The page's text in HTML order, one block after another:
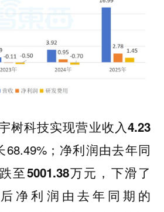
树科技实现营业收入4.23
68.49%；净利润由去年同
至5001.38万元， 下滑了
后净利润由去年同期的